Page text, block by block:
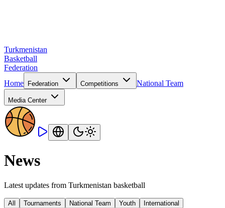
Turkmenistan
Basketball
Federation
Home
Federation Competitions National Team
Media Center
News
Latest updates from Turkmenistan basketball
All Tournaments National Team Youth International